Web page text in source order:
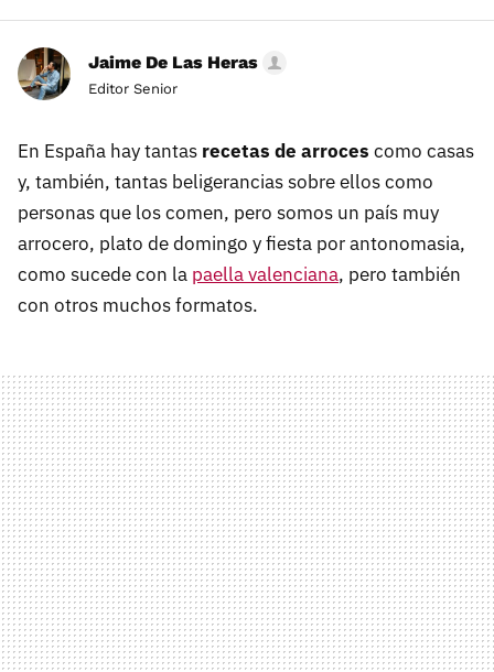
Jaime De Las Heras
Editor Senior
En España hay tantas recetas de arroces como casas
y, también, tantas beligerancias sobre ellos como
personas que los comen, pero somos un país muy
arrocero, plato de domingo y fiesta por antonomasia,
como sucede con la paella valenciana, pero también
con otros muchos formatos.